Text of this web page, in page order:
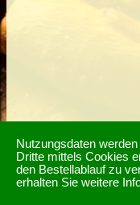
Nutzungsdaten
Dritte mittels Cookies
den Bestellablauf zu
erhalten Sie weitere